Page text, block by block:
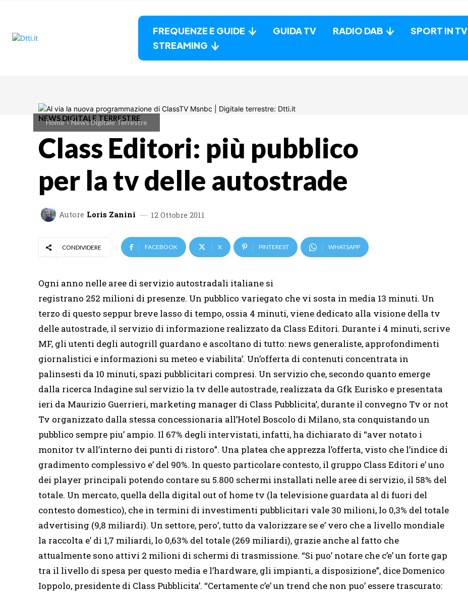
FREQUENZE E GUIDE GUIDA TV RADIO DAB SPORT IN TV
STREAMING
Home News Digitale Terrestre
NEWS DIGITALE TERRESTRE
Class Editori: più pubblico
per la tv delle autostrade
Autore Loris Zanini 12 Ottobre 2011
CONDIVIDERE FACEBOOK X PINTEREST WHATSAPP
Ogni anno nelle aree di servizio autostradali italiane si
registrano 252 milioni di presenze. Un pubblico variegato che vi sosta in media 13 minuti. Un
terzo di questo seppur breve lasso di tempo, ossia 4 minuti, viene dedicato alla visione della tv
delle autostrade, il servizio di informazione realizzato da Class Editori. Durante i 4 minuti, scrive
MF, gli utenti degli autogrill guardano e ascoltano di tutto: news generaliste, approfondimenti
giornalistici e informazioni su meteo e viabilita’. Un’offerta di contenuti concentrata in
palinsesti da 10 minuti, spazi pubblicitari compresi. Un servizio che, secondo quanto emerge
dalla ricerca Indagine sul servizio la tv delle autostrade, realizzata da Gfk Eurisko e presentata
ieri da Maurizio Guerrieri, marketing manager di Class Pubblicita’, durante il convegno Tv or not
Tv organizzato dalla stessa concessionaria all’Hotel Boscolo di Milano, sta conquistando un
pubblico sempre piu’ ampio. Il 67% degli intervistati, infatti, ha dichiarato di “aver notato i
monitor tv all’interno dei punti di ristoro”. Una platea che apprezza l’offerta, visto che l’indice di
gradimento complessivo e’ del 90%. In questo particolare contesto, il gruppo Class Editori e’ uno
dei player principali potendo contare su 5.800 schermi installati nelle aree di servizio, il 58% del
totale. Un mercato, quella della digital out of home tv (la televisione guardata al di fuori del
contesto domestico), che in termini di investimenti pubblicitari vale 30 milioni, lo 0,3% del totale
advertising (9,8 miliardi). Un settore, pero’, tutto da valorizzare se e’ vero che a livello mondiale
la raccolta e’ di 1,7 miliardi, lo 0,63% del totale (269 miliardi), grazie anche al fatto che
attualmente sono attivi 2 milioni di schermi di trasmissione. “Si puo’ notare che c’e’ un forte gap
tra il livello di spesa per questo media e l’hardware, gli impianti, a disposizione”, dice Domenico
Ioppolo, presidente di Class Pubblicita’. “Certamente c’e’ un trend che non puo’ essere trascurato: